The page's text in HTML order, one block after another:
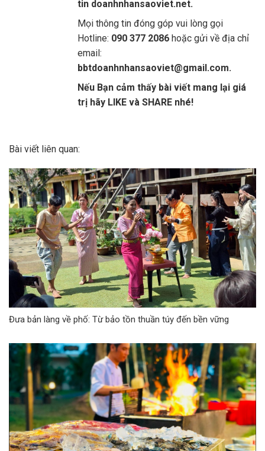
tin doanhnhansaoviet.net.
Mọi thông tin đóng góp vui lòng gọi
Hotline: 090 377 2086 hoặc gửi về địa chỉ
email:
bbtdoanhnhansaoviet@gmail.com.
Nếu Bạn cảm thấy bài viết mang lại giá
trị hãy LIKE và SHARE nhé!
Bài viết liên quan:
Đưa bản làng về phố: Từ bảo tồn thuần túy đến bền vững